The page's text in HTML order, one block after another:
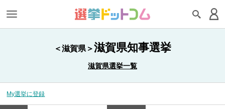
＜滋賀県＞滋賀県知事選挙
滋賀県選挙一覧
My選挙に登録